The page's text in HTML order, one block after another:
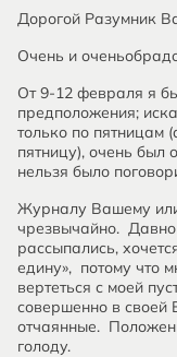
Дорогой Разумник
Очень и
От 9-12 февраля я
предположения;
только по пятницам
пятницу), очень был
нельзя было
Журналу Вашему
чрезвычайно.
рассыпались,
едину», потому что
вертеться с моей
совершенно в
отчаянные.
голоду.